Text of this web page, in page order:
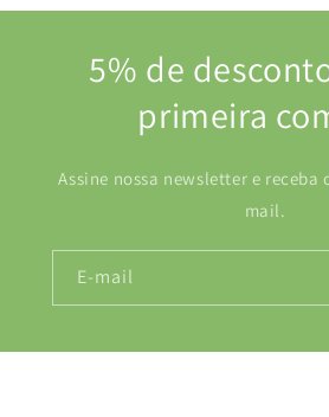
5% de
primeira
Assine nossa newsletter e receba
mail.
E-mail